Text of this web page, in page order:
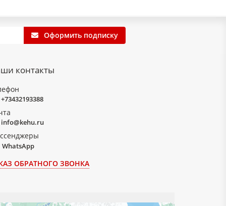
Оформить подписку
контакты
+73432193388
info@kehu.ru
WhatsApp
ОБРАТНОГО ЗВОНКА